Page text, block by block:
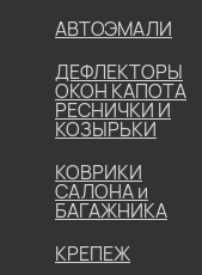
АВТОЭМАЛИ
ДЕФЛЕКТОРЫ
ОКОН КАПОТА
РЕСНИЧКИ И
КОЗЫРЬКИ
КОВРИКИ
САЛОНА и
БАГАЖНИКА
КРЕПЕЖ